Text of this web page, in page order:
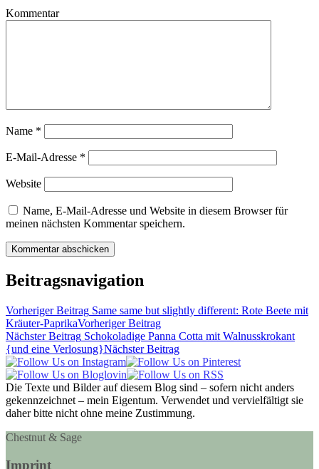
Kommentar
Name *
E-Mail-Adresse *
Website
Name, E-Mail-Adresse und Website in diesem Browser für
meinen nächsten Kommentar speichern.
Beitragsnavigation
Vorheriger Beitrag Same same but slightly different: Rote Beete mit
Kräuter-PaprikaVorheriger Beitrag
Nächster Beitrag Schokoladige Panna Cotta mit Walnusskrokant
{und eine Verlosung}Nächster Beitrag
Die Texte und Bilder auf diesem Blog sind – sofern nicht anders
gekennzeichnet – mein Eigentum. Verwendet und vervielfältigt sie
daher bitte nicht ohne meine Zustimmung.
Chestnut & Sage
Imprint